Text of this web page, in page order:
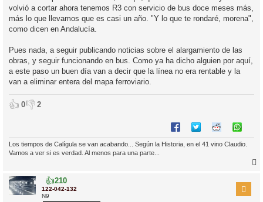
volvió a cortar ahora tenemos R3 con servicio de bus doce meses más,
más lo que llevamos que es casi un año. "Y lo que te rondaré, morena",
como dicen en Andalucía.
Pues nada, a seguir publicando noticias sobre el alargamiento de las
obras, y seguir funcionando en bus. Como ya ha dicho alguien por aquí,
a este paso un buen día van a decir que la línea no era rentable y la
van a eliminar entera del mapa ferroviario.
👍 0👎 2
Los tiempos de Calígula se van acabando... Según la Historia, en el 41 vino Claudio.
Vamos a ver si es verdad. Al menos para una parte...
👍210
122-042-132
N9